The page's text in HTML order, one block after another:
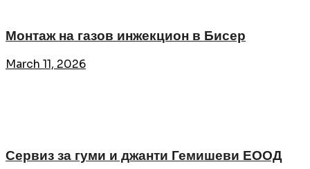
Монтаж на газов инжекцион в Бисер
March 11, 2026
Сервиз за гуми и джанти Гемишеви ЕООД